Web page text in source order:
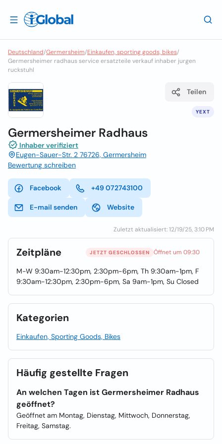
Deutschland/Germersheim/Einkaufen, sporting goods, bikes/
Germersheimer radhaus service ersatzteile verkauf inhaber jurgen
ruckstuhl
YEXT
Teilen
Germersheimer Radhaus
Inhaber verifiziert
Eugen-Sauer-Str. 2 76726, Germersheim
Bewertung schreiben
Facebook +49 072743100
E-mail senden Website
Zuletzt aktualisiert: 12/19/25, 3:10 PM
Zeitpläne JETZT GESCHLOSSEN Öffnet um 09:30
M-W 9:30am-12:30pm, 2:30pm-6pm, Th 9:30am-1pm, F
9:30am-12:30pm, 2:30pm-6pm, Sa 9am-1pm, Su Closed
Kategorien
Einkaufen, Sporting Goods, Bikes
Häufig gestellte Fragen
An welchen Tagen ist Germersheimer Radhaus
geöffnet?
Geöffnet am Montag, Dienstag, Mittwoch, Donnerstag,
Freitag, Samstag.